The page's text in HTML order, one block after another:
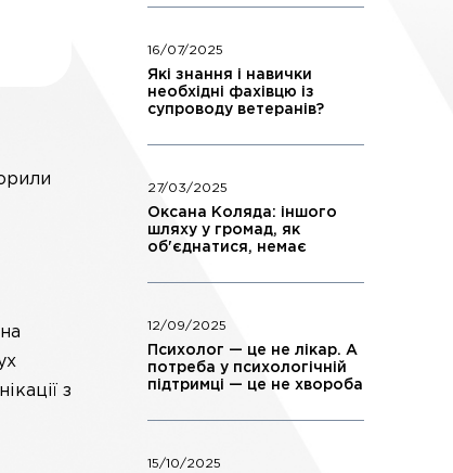
з
16/07/2025
Які знання і навички
необхідні фахівцю із
супроводу ветеранів?
27/03/2025
Оксана Коляда: іншого
шляху у громад, як
об'єднатися, немає
12/09/2025
Психолог — це не лікар. А
потреба у психологічній
підтримці — це не хвороба
15/10/2025